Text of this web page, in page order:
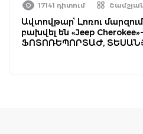
17141 դիտում
Ավտովթար՝ Լոռու
բախվել են «Jeep
ՖՈՏՈՌԵՊՈՐՏԱԺ,